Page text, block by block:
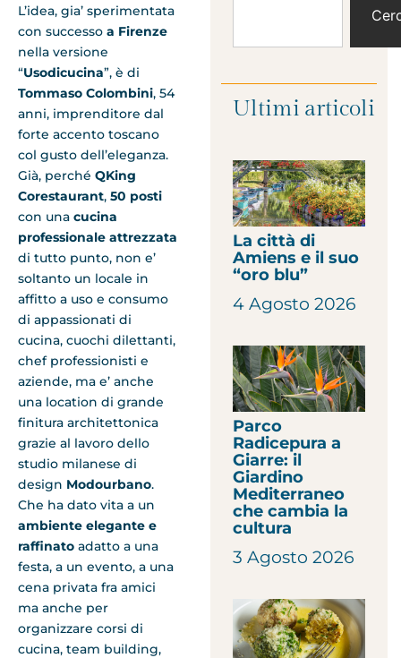
L’idea, gia’ sperimentata
con successo a Firenze
nella versione
“Usodicucina”, è di
Tommaso Colombini, 54
anni, imprenditore dal
forte accento toscano
col gusto dell’eleganza.
Già, perché QKing
Corestaurant, 50 posti
con una cucina
professionale attrezzata
di tutto punto, non e’
soltanto un locale in
affitto a uso e consumo
di appassionati di
cucina, cuochi dilettanti,
chef professionisti e
aziende, ma e’ anche
una location di grande
finitura architettonica
grazie al lavoro dello
studio milanese di
design Modourbano.
Che ha dato vita a un
ambiente elegante e
raffinato adatto a una
festa, a un evento, a una
cena privata fra amici
ma anche per
organizzare corsi di
cucina, team building,
Ultimi articoli
La città di
Amiens e il suo
“oro blu”
4 Agosto 2026
Parco
Radicepura a
Giarre: il
Giardino
Mediterraneo
che cambia la
cultura
3 Agosto 2026